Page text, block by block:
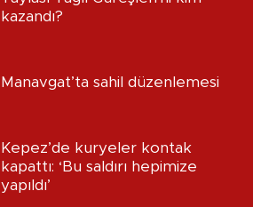
kazandı?
Manavgat’ta sahil düzenlemesi
Kepez’de kuryeler kontak
kapattı: ‘Bu saldırı hepimize
yapıldı’